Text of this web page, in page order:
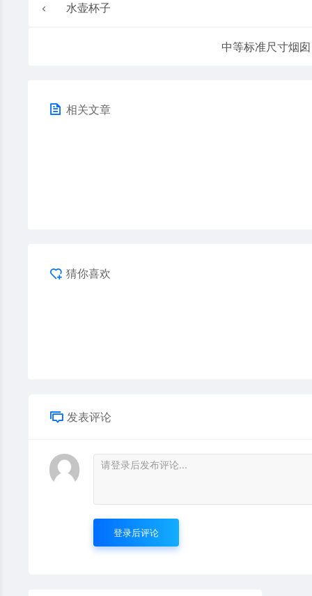
水壶杯子
中等标准尺寸烟囱
相关文章
猜你喜欢
发表评论
登录后评论